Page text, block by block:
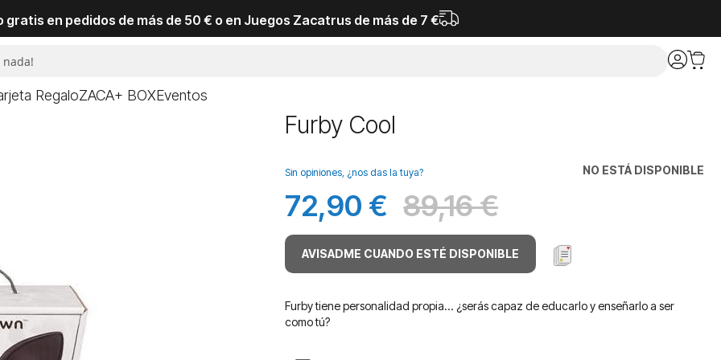
gratis en pedidos de más de 50 € o en Juegos Zacatrus de más de 7 €
RegaloZACA+ BOXEventos
Furby Cool
NO ESTÁ DISPONIBLE
Sin opiniones, ¿nos das la tuya?
Precio
especial
72,90 € Antes
89,16 €
AVISADME CUANDO ESTÉ DISPONIBLE
Furby tiene personalidad propia... ¿serás capaz de educarlo y enseñarlo a ser
como tú?